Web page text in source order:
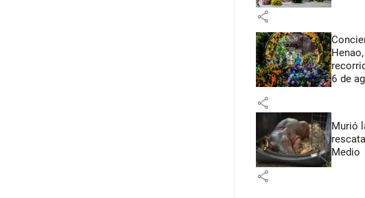
share
6 de
share
Murió
Medio
share